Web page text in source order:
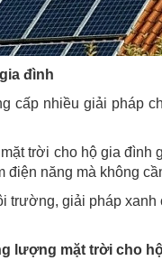
đình
cấp nhiều giải pháp
trời cho hộ gia đình
điện năng mà không
trường, giải pháp xanh
lượng mặt trời cho